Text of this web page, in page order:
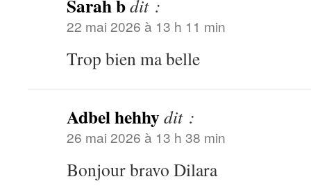
Sarah bdit :
22 mai 2026 à 13 h 11 min
Trop bien ma belle
Adbel hehhydit :
26 mai 2026 à 13 h 38 min
Bonjour bravo Dilara